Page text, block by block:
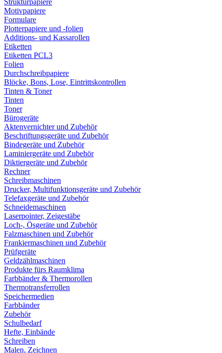
Strukturpapiere
Motivpapiere
Formulare
Plotterpapiere und -folien
Additions- und Kassarollen
Etiketten
Etiketten PCL3
Folien
Durchschreibpapiere
Blöcke, Bons, Lose, Eintrittskontrollen
Tinten & Toner
Tinten
Toner
Bürogeräte
Aktenvernichter und Zubehör
Beschriftungsgeräte und Zubehör
Bindegeräte und Zubehör
Laminiergeräte und Zubehör
Diktiergeräte und Zubehör
Rechner
Schreibmaschinen
Drucker, Multifunktionsgeräte und Zubehör
Telefaxgeräte und Zubehör
Schneidemaschinen
Laserpointer, Zeigestäbe
Loch-, Ösgeräte und Zubehör
Falzmaschinen und Zubehör
Frankiermaschinen und Zubehör
Prüfgeräte
Geldzählmaschinen
Produkte fürs Raumklima
Farbbänder & Thermorollen
Thermotransferrollen
Speichermedien
Farbbänder
Zubehör
Schulbedarf
Hefte, Einbände
Schreiben
Malen, Zeichnen